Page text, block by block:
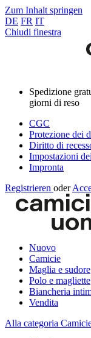
Zum Inhalt springen
DE FR IT
Chiudi finestra
Spedizione
giorni di reso
CGC
Protezione dei
Diritto di
Impostazioni
Impronta
Registrieren oder
Nuovo
Camicie
Maglia e sudore
Polo e magliette
Biancheria
Vendita
Alla categoria